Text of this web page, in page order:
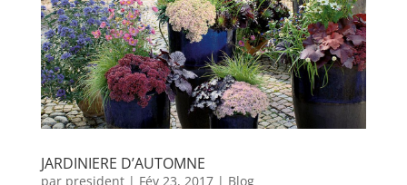
JARDINIERE D’AUTOMNE
par president| Fév 23, 2017| Blog